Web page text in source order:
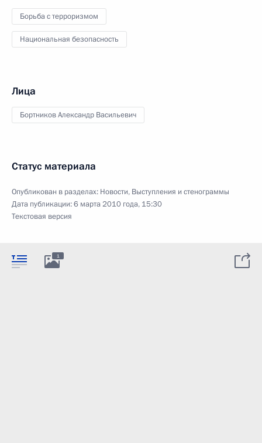
Борьба с терроризмом
Национальная безопасность
Лица
Бортников Александр Васильевич
Статус материала
Опубликован в разделах: Новости, Выступления и стенограммы
Дата публикации:6 марта 2010 года, 15:30
Текстовая версия
1